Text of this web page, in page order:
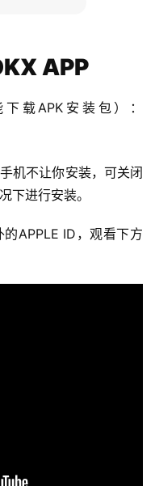
APP
载APK安装包）：
机不让你安装，可关闭
下进行安装。
APPLE ID，观看下方